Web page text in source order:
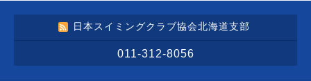
日本スイミングクラブ協会北海道支部
011-312-8056